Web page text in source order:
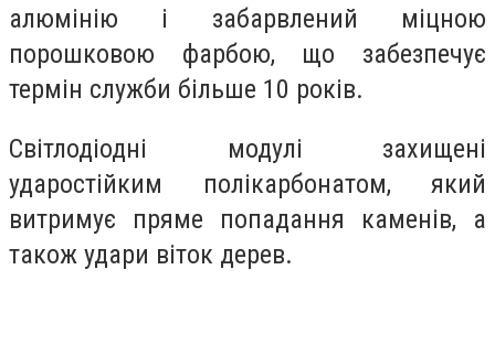
алюмінію і забарвлений міцною
порошковою фарбою, що забезпечує
термін служби більше 10 років.
Світлодіодні модулі захищені
ударостійким полікарбонатом, який
витримує пряме попадання каменів, а
також удари віток дерев.